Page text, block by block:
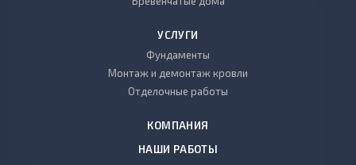
УСЛУГИ
Фундаменты
Монтаж и демонтаж кровли
Отделочные работы
КОМПАНИЯ
НАШИ РАБОТЫ